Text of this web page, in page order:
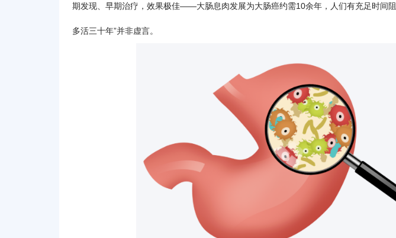
期发现、早期治疗，效果极佳——大肠息肉发展为大肠癌约需10余年，人们有充足时间阻
多活三十年”并非虚言。